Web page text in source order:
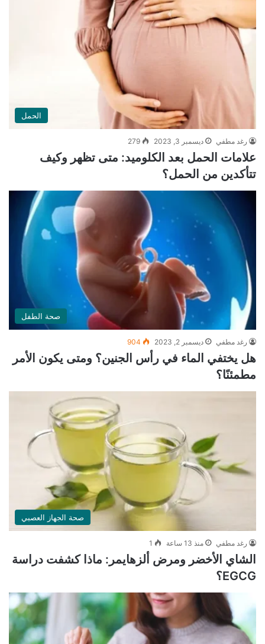
الحمل
رغد مطفي ديسمبر 3, 2023 279
علامات الحمل بعد الكلوميد: متى تظهر وكيف
تتأكدين من الحمل؟
صحة الطفل
رغد مطفي ديسمبر 2, 2023 904
هل يختفي الماء في رأس الجنين؟ ومتى يكون الأمر
مطمئنًا؟
صحة الجهاز العصبي
رغد مطفي منذ 13 ساعة 1
الشاي الأخضر ومرض ألزهايمر: ماذا كشفت دراسة
EGCG؟